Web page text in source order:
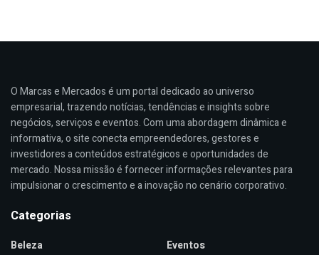
O Marcas e Mercados é um portal dedicado ao universo
empresarial, trazendo notícias, tendências e insights sobre
negócios, serviços e eventos. Com uma abordagem dinâmica e
informativa, o site conecta empreendedores, gestores e
investidores a conteúdos estratégicos e oportunidades de
mercado. Nossa missão é fornecer informações relevantes para
impulsionar o crescimento e a inovação no cenário corporativo.
Categorias
Beleza
Eventos